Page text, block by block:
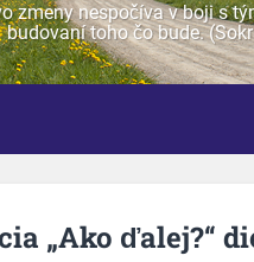
zmeny nespočíva v boji s
budovaní toho čo bude.
„Ako ďalej?“